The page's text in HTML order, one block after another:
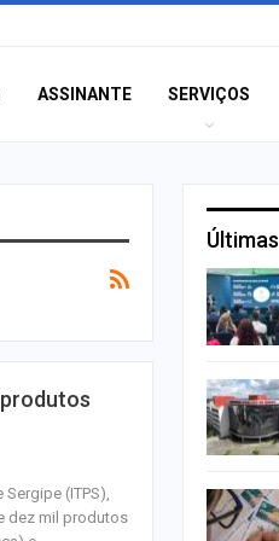
ASSINANTE SERVIÇOS
(ITPS),
dez mil produtos
Últimas
Uma Viagem
Fabulosa Maquina do
Aranha: Um Novo